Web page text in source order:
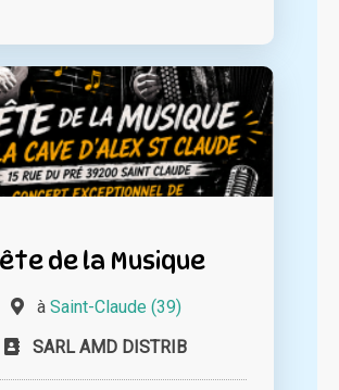
de la Musique
à Saint-Claude (39)
SARL AMD DISTRIB